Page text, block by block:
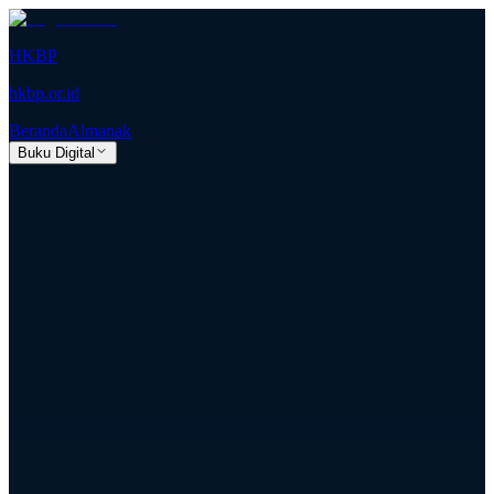
HKBP
hkbp.or.id
BerandaAlmanak
Buku Digital